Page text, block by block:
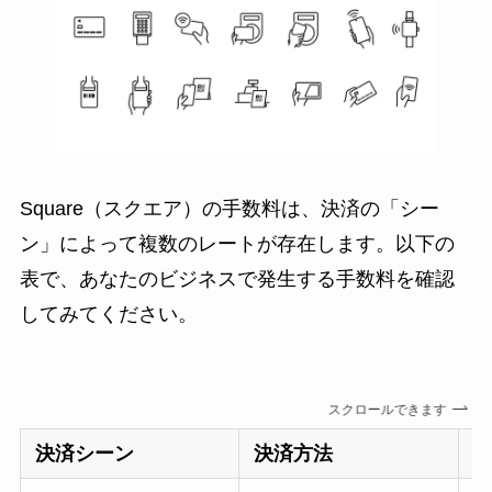
Square（スクエア）の手数料は、決済の「シー
ン」によって複数のレートが存在します。以下の
表で、あなたのビジネスで発生する手数料を確認
してみてください。
スクロールできます
決済シーン 決済方法